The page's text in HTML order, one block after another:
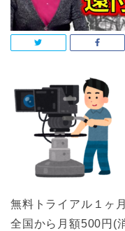
無料トライアル１ヶ月
全国から月額500円(